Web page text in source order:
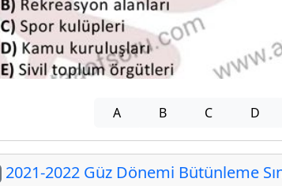
A B C D
2021-2022 Güz Dönemi Bütünleme